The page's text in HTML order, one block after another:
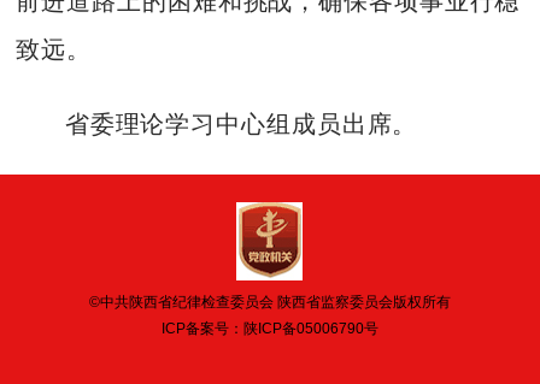
致远。
省委理论学习中心组成员出席。
©中共陕西省纪律检查委员会 陕西省监察委员会版权所有
ICP备案号： 陕ICP备05006790号